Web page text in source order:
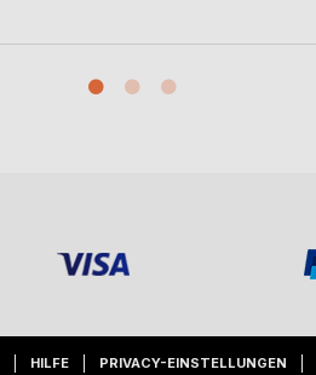
HILFE PRIVACY-EINSTELLUNGEN